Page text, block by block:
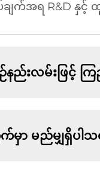
ပ်ချက်အရ R&D
ည်းလမ်းဖြင့် က
မှာ မည်မျှရှိပါ